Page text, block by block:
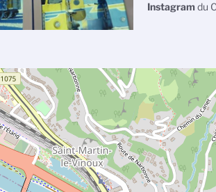
Instagramdu